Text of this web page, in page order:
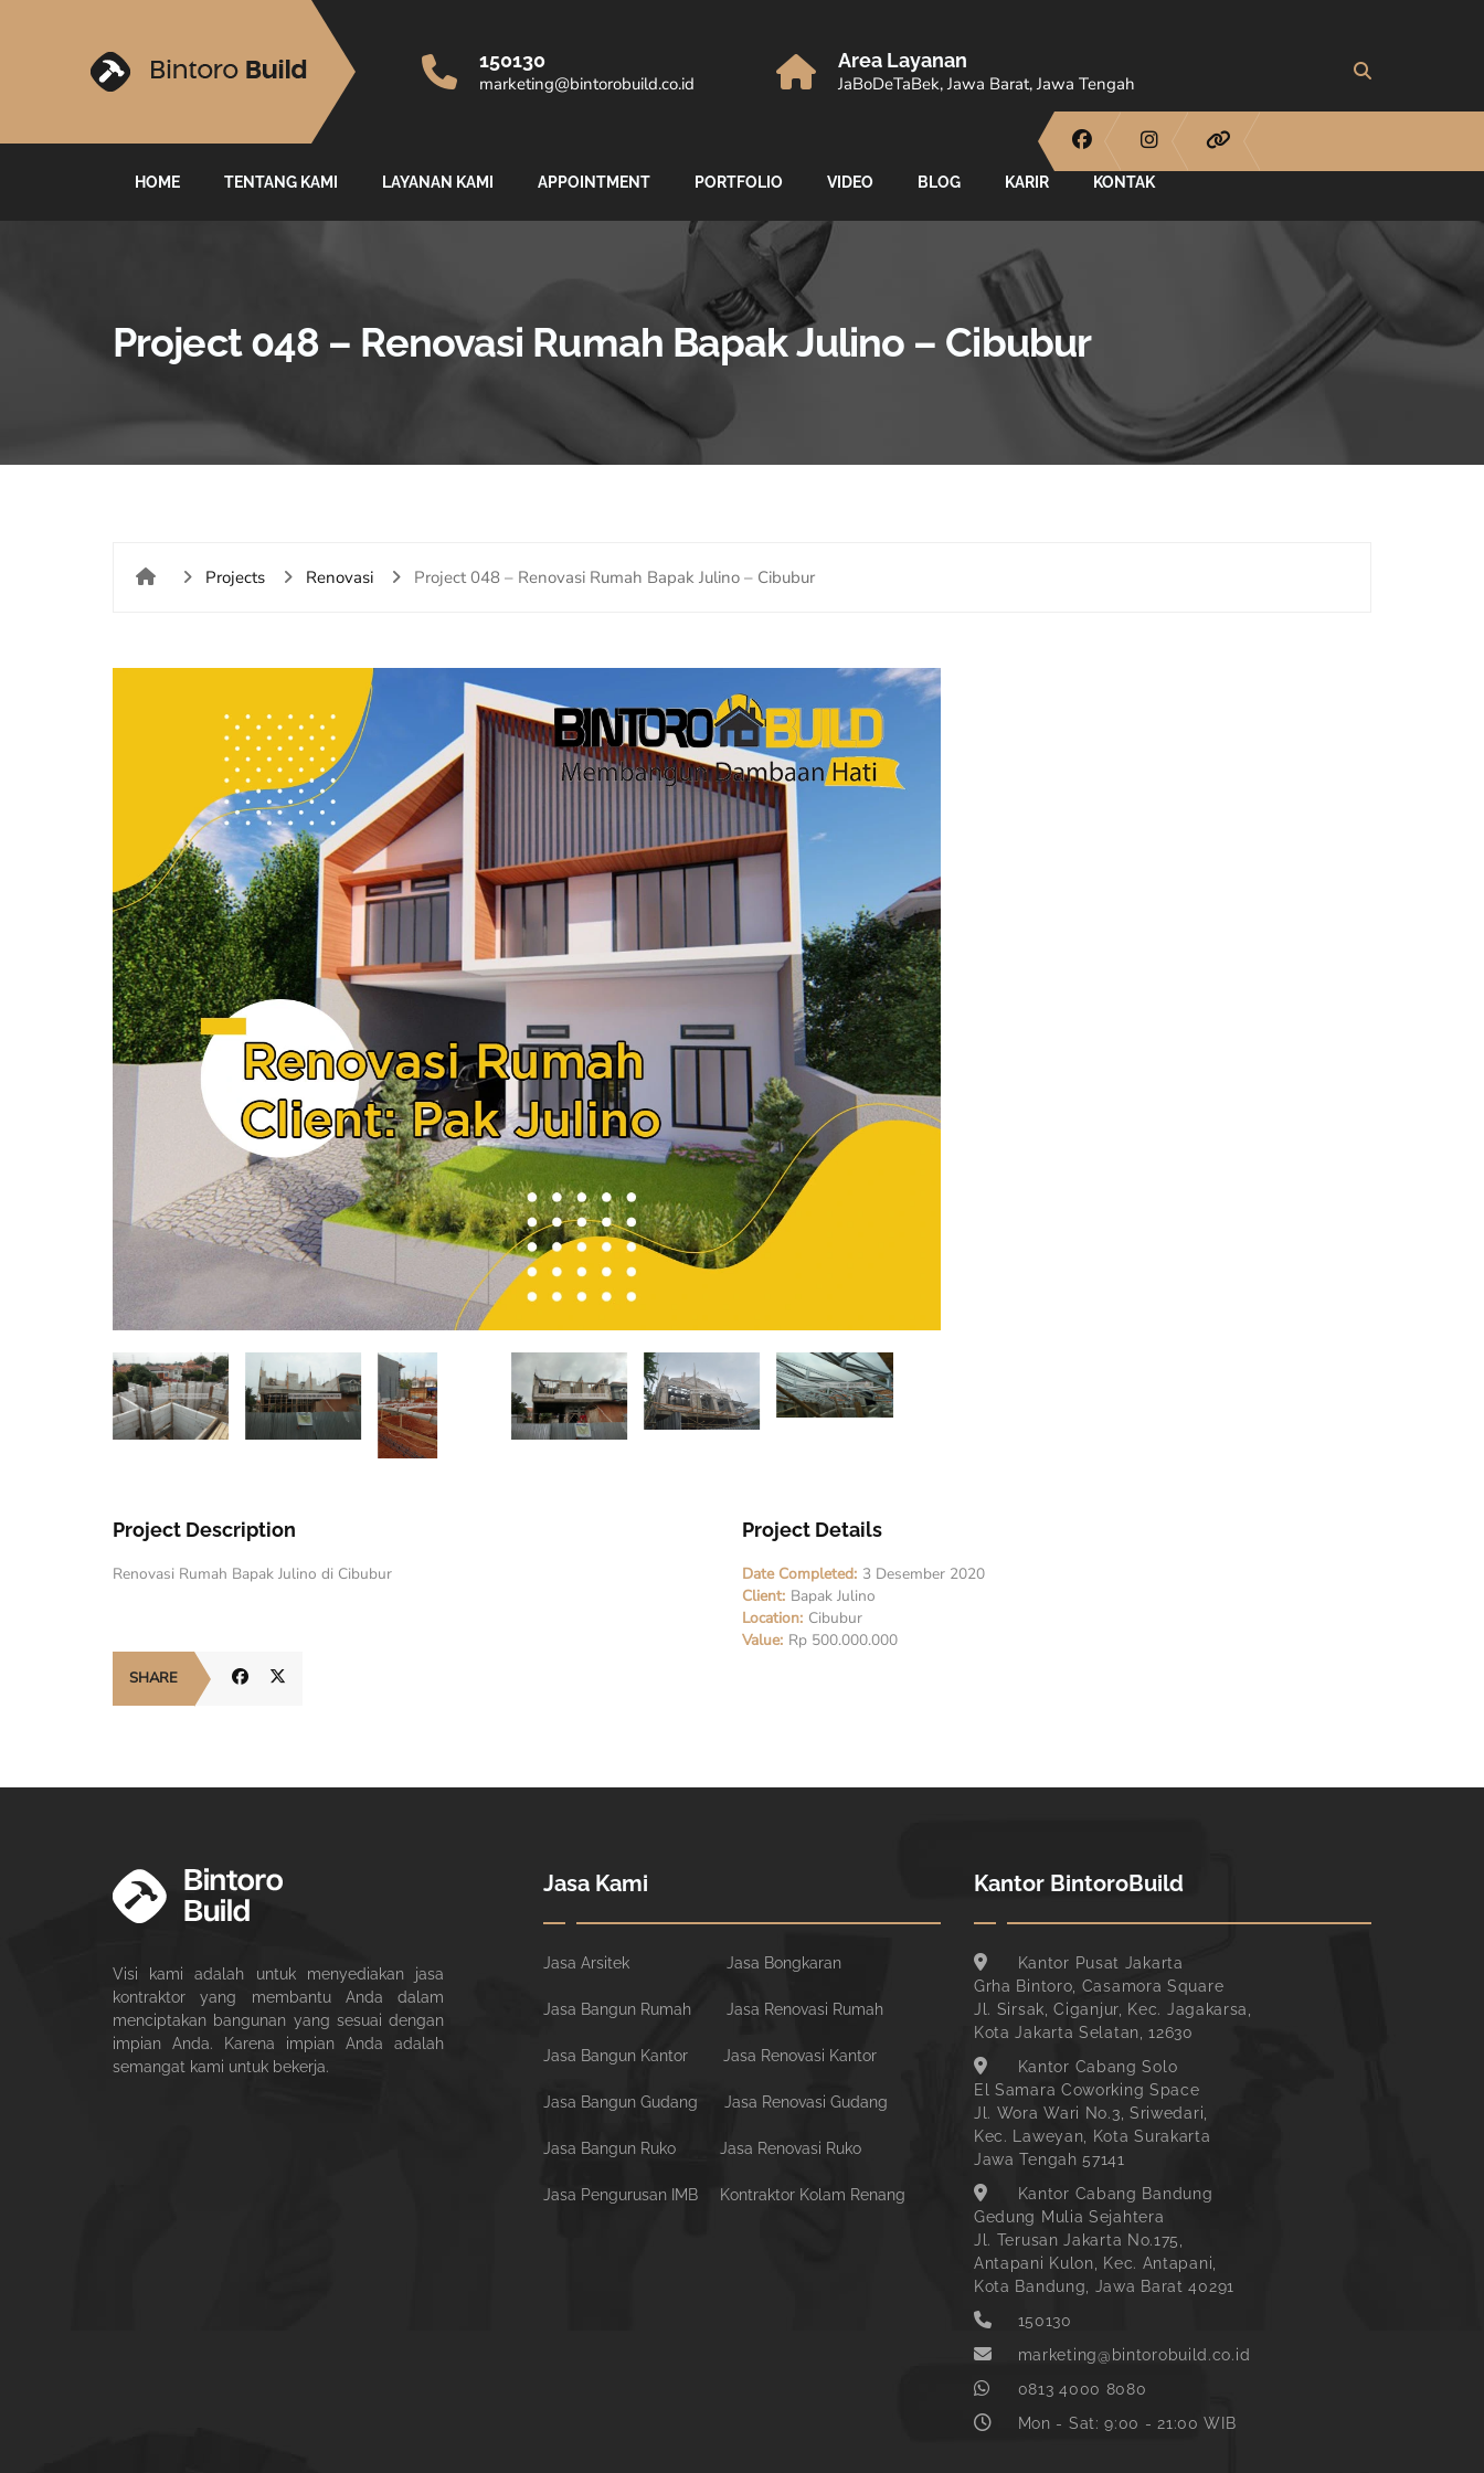
150130
marketing@bintorobuild.co.id
Area Layanan
JaBoDeTaBek, Jawa Barat, Jawa Tengah
HOME TENTANG KAMI LAYANAN KAMI APPOINTMENT PORTFOLIO VIDEO BLOG KARIR KONTAK
Project 048 – Renovasi Rumah Bapak Julino – Cibubur
Projects Renovasi Project 048 – Renovasi Rumah Bapak Julino – Cibubur
Project Description
Renovasi Rumah Bapak Julino di Cibubur
Project Details
Date Completed: 3 Desember 2020
Client: Bapak Julino
Location: Cibubur
Value: Rp 500.000.000
SHARE
Visi kami adalah untuk menyediakan jasa
kontraktor yang membantu Anda dalam
menciptakan bangunan yang sesuai dengan
impian Anda. Karena impian Anda adalah
semangat kami untuk bekerja.
Jasa Kami
Jasa Arsitek Jasa Bongkaran
Jasa Bangun Rumah Jasa Renovasi Rumah
Jasa Bangun Kantor Jasa Renovasi Kantor
Jasa Bangun Gudang Jasa Renovasi Gudang
Jasa Bangun Ruko Jasa Renovasi Ruko
Jasa Pengurusan IMB Kontraktor Kolam Renang
Kantor BintoroBuild
Kantor Pusat Jakarta
Grha Bintoro, Casamora Square
Jl. Sirsak, Ciganjur, Kec. Jagakarsa,
Kota Jakarta Selatan, 12630
Kantor Cabang Solo
El Samara Coworking Space
Jl. Wora Wari No.3, Sriwedari,
Kec. Laweyan, Kota Surakarta
Jawa Tengah 57141
Kantor Cabang Bandung
Gedung Mulia Sejahtera
Jl. Terusan Jakarta No.175,
Antapani Kulon, Kec. Antapani,
Kota Bandung, Jawa Barat 40291
150130
marketing@bintorobuild.co.id
0813 4000 8080
Mon - Sat: 9:00 - 21:00 WIB